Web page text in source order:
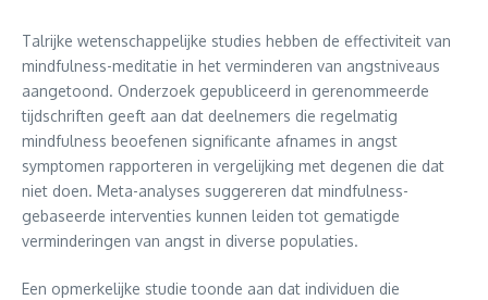
Talrijke wetenschappelijke studies hebben de effectiviteit van
mindfulness-meditatie in het verminderen van angstniveaus
aangetoond. Onderzoek gepubliceerd in gerenommeerde
tijdschriften geeft aan dat deelnemers die regelmatig
mindfulness beoefenen significante afnames in angst
symptomen rapporteren in vergelijking met degenen die dat
niet doen. Meta-analyses suggereren dat mindfulness-
gebaseerde interventies kunnen leiden tot gematigde
verminderingen van angst in diverse populaties.
Een opmerkelijke studie toonde aan dat individuen die